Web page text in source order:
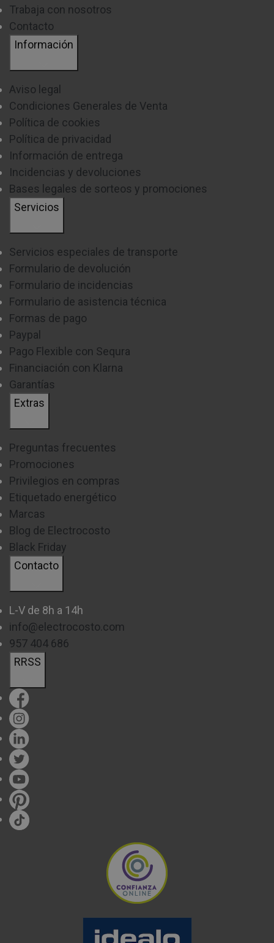
Trabaja con nosotros
Contacto
Información
Aviso legal
Condiciones Generales de Venta
Política de cookies
Política de privacidad
Información de entrega
Incidencias y devoluciones
Bases legales de sorteos y promociones
Servicios
Servicios especiales de transporte
Formulario de devolución
Formulario de incidencias
Formulario de asistencia técnica
Formas de pago
Paypal
Pago Flexible con Sequra
Financiación con Klarna
Garantías
Extras
Preguntas frecuentes
Promociones
Privilegios en compras
Etiquetado energético
Marcas
Blog de Electrocosto
Black Friday
Contacto
L-V de 8h a 14h
info@electrocosto.com
957 404 686
RRSS